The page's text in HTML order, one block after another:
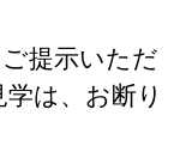
提示いただ
は、お断り